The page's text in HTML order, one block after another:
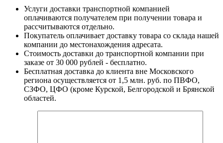
Услуги доставки транспортной компанией
оплачиваются получателем при получении товара и
рассчитываются отдельно.
Покупатель оплачивает доставку товара со склада нашей
компании до местонахождения адресата.
Стоимость доставки до транспортной компании при
заказе от 30 000 рублей - бесплатно.
Бесплатная доставка до клиента вне Московского
региона осуществляется от 1,5 млн. руб. по ПВФО,
СЗФО, ЦФО (кроме Курской, Белгородской и Брянской
областей.